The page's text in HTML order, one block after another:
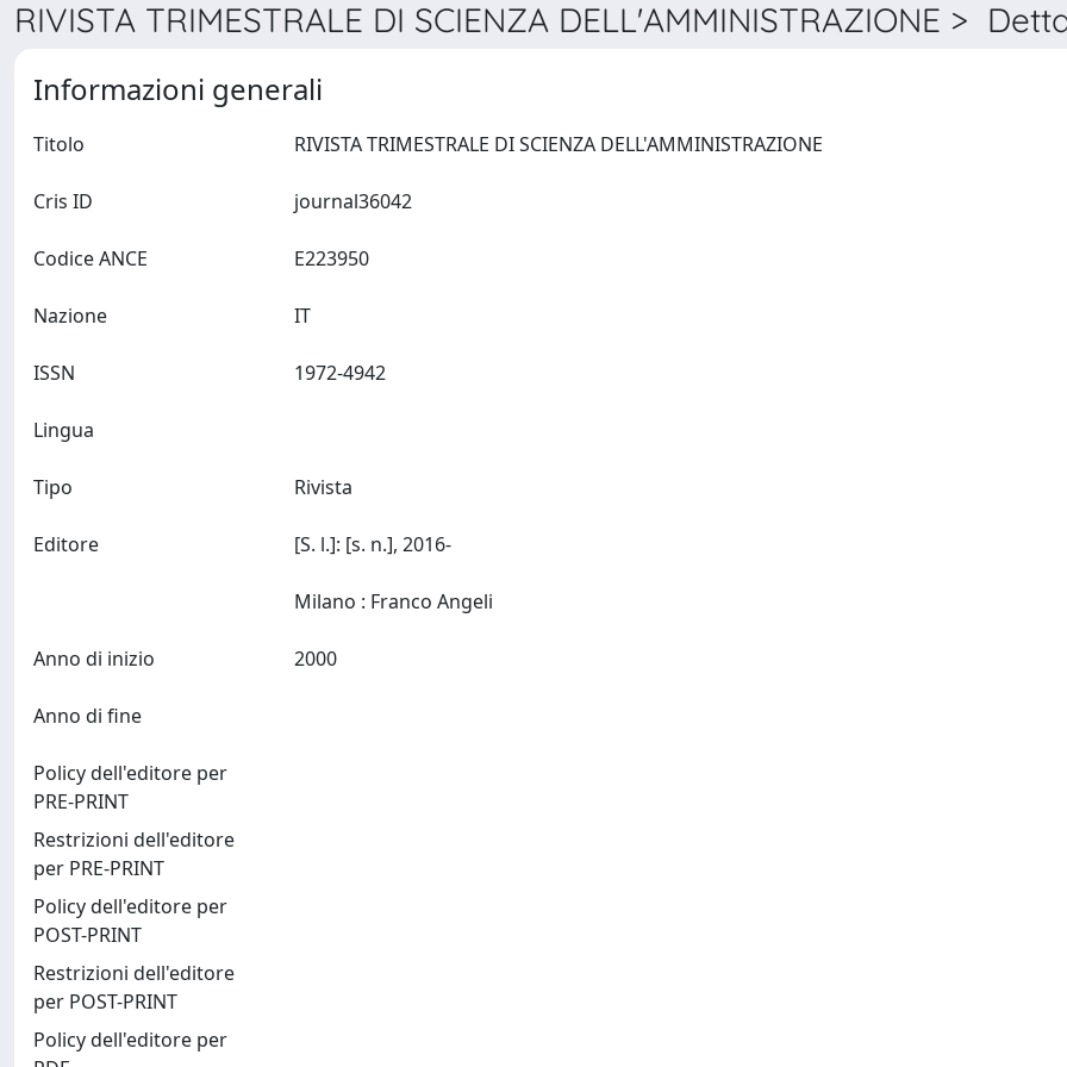
RIVISTA TRIMESTRALE DI SCIENZA DELL'AMMINISTRAZIONE >
Informazioni generali
Titolo
Cris ID
Codice ANCE
Nazione
ISSN
Lingua
Tipo Rivista
Editore [S. l.]: [s. n.], 2016-
Anno di inizio
Anno di fine
Policy dell'editore per
PRE-PRINT
Restrizioni dell'editore
per PRE-PRINT
Policy dell'editore per
POST-PRINT
Restrizioni dell'editore
per POST-PRINT
Policy dell'editore per